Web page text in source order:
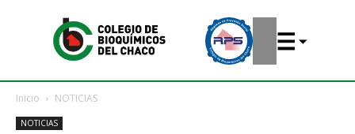
Inicio NOTICIAS
NOTICIAS